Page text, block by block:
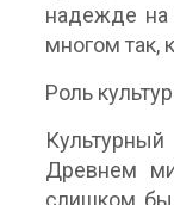
надежде на
многом так,
Роль
Древнем
слишком